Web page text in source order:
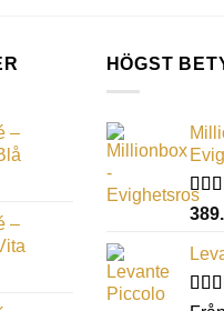
–
–
HÖGST